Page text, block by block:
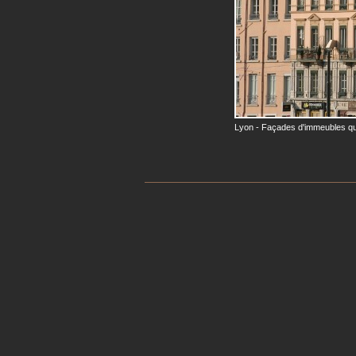
Lyon - Façades d'immeubles